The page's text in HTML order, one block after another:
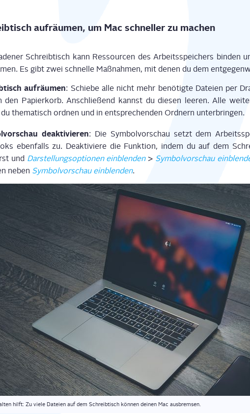
auf­räu­men, um Mac schnel­ler zu machen
Schreib­tisch kann Res­sour­cen des Arbeits­spei­chers bin­den
Es gibt zwei schnel­le Maß­nah­men, mit denen du dem
auf­räu­men: Schie­be alle nicht mehr benö­tig­te Datei­en per
den Papier­korb. Anschlie­ßend kannst du die­sen lee­ren. Alle
the­ma­tisch ord­nen und in ent­spre­chen­den Ord­nern unterbringen.
deak­ti­vie­ren: Die Sym­bol­vor­schau setzt dem
eben­falls zu. Deak­ti­vie­re die Funk­ti­on, indem du auf dem
und Dar­stel­lungs­op­tio­nen ein­blen­den> Sym­bol­vor­schau
neben Sym­bol­vor­schau ein­blen­den.
hilft: Zu vie­le Datei­en auf dem Schreib­tisch kön­nen dei­nen Mac ausbremsen.